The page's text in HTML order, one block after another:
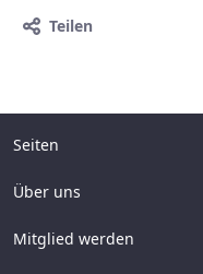
Teilen
Seiten
Über uns
Mitglied werden